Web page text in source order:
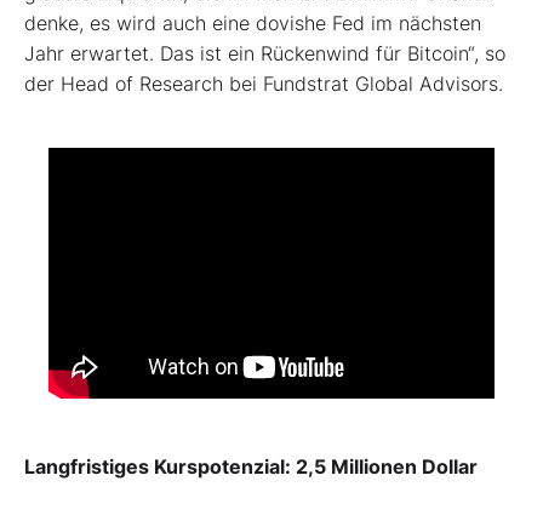
denke, es wird auch eine dovishe Fed im nächsten
Jahr erwartet. Das ist ein Rückenwind für Bitcoin“, so
der Head of Research bei Fundstrat Global Advisors.
Langfristiges Kurspotenzial: 2,5 Millionen Dollar